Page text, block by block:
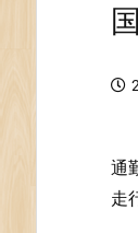
通
走